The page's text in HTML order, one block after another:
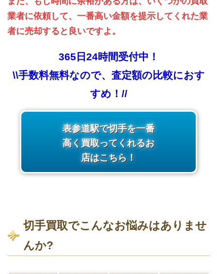
業者に依頼して、一番高い金額を提示してくれた業
者に売却すると良いですよ。
365日24時間受付中！
\\手数料無料なので、査定額の比較におす
すめ！//
表参道駅で切手を一番
高く買取ってくれるお
店はこちら！
切手買取でこんなお悩みはありませ
んか?